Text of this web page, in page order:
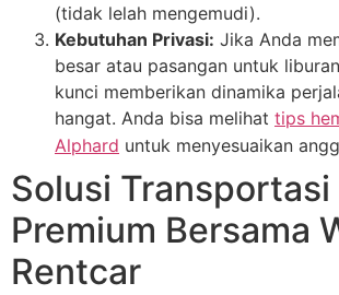
(tidak lelah mengemudi).
Kebutuhan Privasi: Jika Anda
besar atau pasangan untuk
kunci memberikan dinamika
hangat. Anda bisa melihat tips
Alphard untuk menyesuaikan
Solusi Transportasi
Premium Bersama
Rentcar